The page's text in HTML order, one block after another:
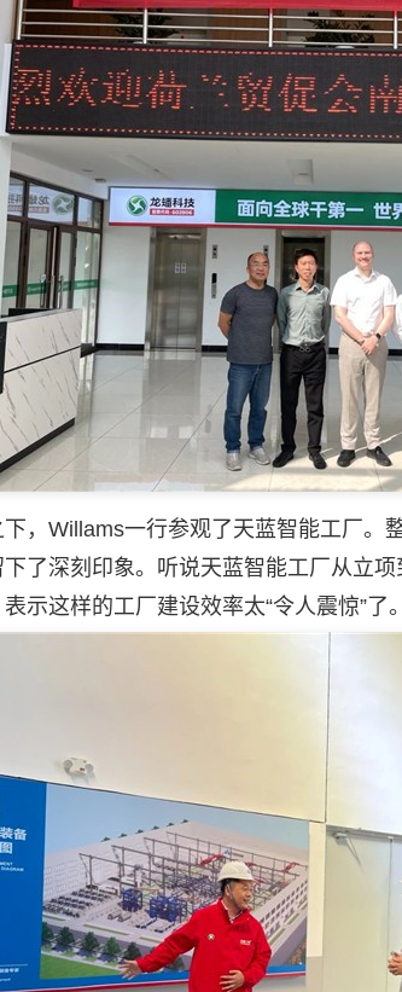
Willams一行参观了天蓝智能工厂。
了深刻印象。听说天蓝智能工厂从立
示这样的工厂建设效率太“令人震惊”了。